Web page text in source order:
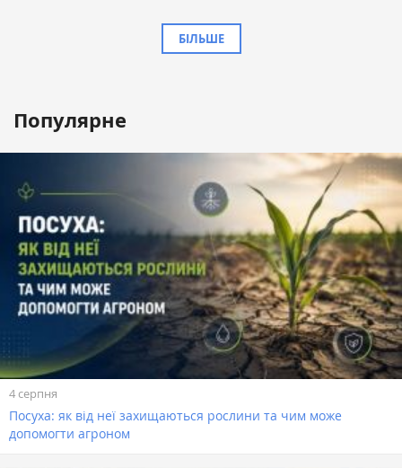
БІЛЬШЕ
Популярне
4 серпня
Посуха: як від неї захищаються рослини та чим може
допомогти агроном